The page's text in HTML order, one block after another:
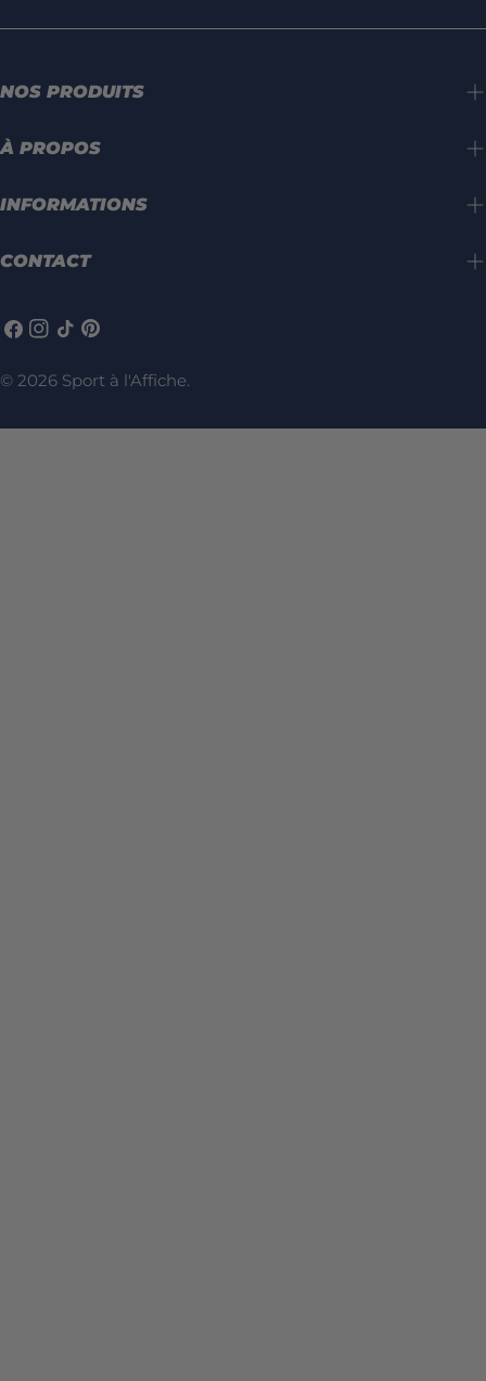
NOS PRODUITS
À PROPOS
INFORMATIONS
CONTACT
Facebook
Instagram
TIC Pinterest
© 2026 Sport à l'Affiche.